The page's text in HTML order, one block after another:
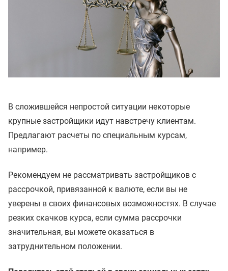
В сложившейся непростой ситуации некоторые
крупные застройщики идут навстречу клиентам.
Предлагают расчеты по специальным курсам,
например.
Рекомендуем не рассматривать застройщиков с
рассрочкой, привязанной к валюте, если вы не
уверены в своих финансовых возможностях. В случае
резких скачков курса, если сумма рассрочки
значительная, вы можете оказаться в
затруднительном положении.